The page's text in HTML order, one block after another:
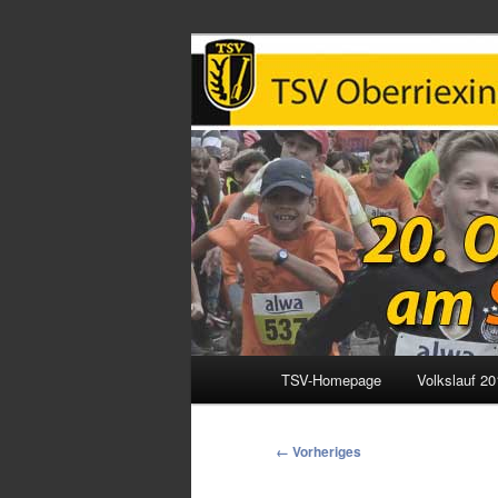
Zum
TSV-Homepage Volkslauf
Bilder-
← Vorheriges